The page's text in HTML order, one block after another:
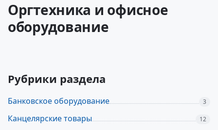
Оргтехника и офисное
оборудование
Рубрики раздела
Банковское оборудование 3
Канцелярские товары 12